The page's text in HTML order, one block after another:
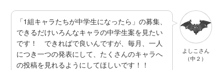
よしこさん
（中２）
「1組キャラたちが中学生になったら」の募集、
できるだけいろんなキャラの中学生案を見たい
です！ できればで良いんですが、毎月、一人
につき一つの発表にして、たくさんのキャラへ
の投稿を見れるようにしてほしいです！！